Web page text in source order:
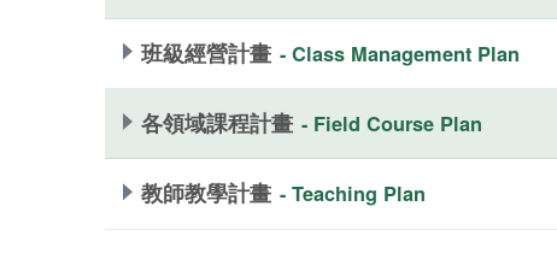
班級經營計畫 - Class Management Plan
各領域課程計畫 - Field Course Plan
教師教學計畫 - Teaching Plan